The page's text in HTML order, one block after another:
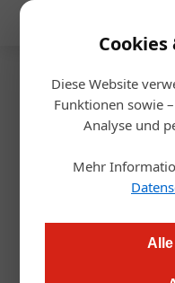
Diese Website
Funktionen sowie
Analyse und
Mehr
Tipps
Daniel Nutz
Das Jahr neigt sich dem